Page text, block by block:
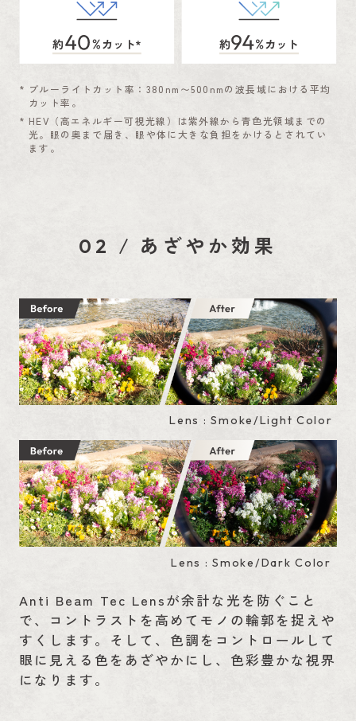
* ブルーライトカット率：380nm〜500nmの波長域における平均
カット率。
* HEV（高エネルギー可視光線）は紫外線から青色光領域までの
光。眼の奥まで届き、眼や体に大きな負担をかけるとされてい
ます。
02 / あざやか効果
Lens : Smoke/Light Color
Lens : Smoke/Dark Color
Anti Beam Tec Lensが余計な光を防ぐこと
で、コントラストを高めてモノの輪郭を捉えや
すくします。そして、色調をコントロールして
眼に見える色をあざやかにし、色彩豊かな視界
になります。